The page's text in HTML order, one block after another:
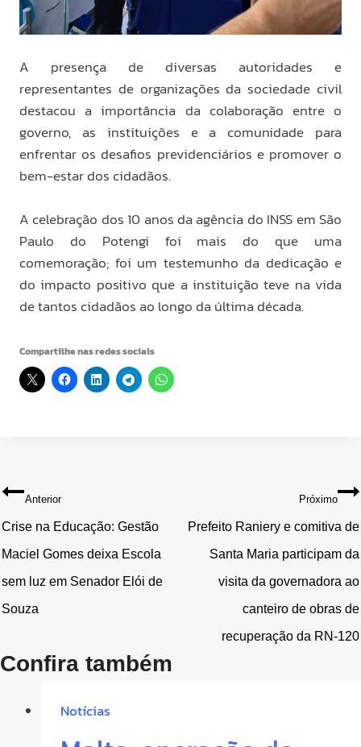
A presença de diversas autoridades e
representantes de organizações da sociedade civil
destacou a importância da colaboração entre o
governo, as instituições e a comunidade para
enfrentar os desafios previdenciários e promover o
bem-estar dos cidadãos.
A celebração dos 10 anos da agência do INSS em São
Paulo do Potengi foi mais do que uma
comemoração; foi um testemunho da dedicação e
do impacto positivo que a instituição teve na vida
de tantos cidadãos ao longo da última década.
Compartilhe nas redes sociais
Navegação
de
Post
Anterior
Crise na Educação: Gestão
Maciel Gomes deixa Escola
sem luz em Senador Elói de
Souza
Próximo
Prefeito Raniery e comitiva de
Santa Maria participam da
visita da governadora ao
canteiro de obras de
recuperação da RN-120
Confira também
Notícias